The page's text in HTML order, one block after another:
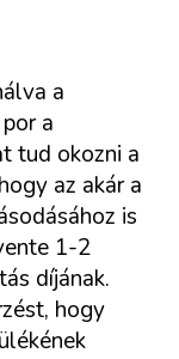
a
a
tud okozni a
az akár a
is
1-2
díjának.
hogy